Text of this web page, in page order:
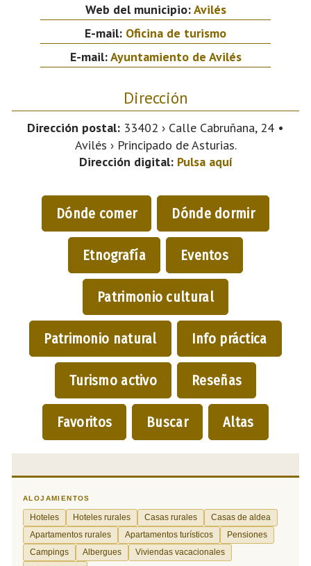
Web del municipio:Avilés
E-mail: Oficina de turismo
E-mail:Ayuntamiento de Avilés
Dirección
Dirección postal: 33402 › Calle Cabruñana, 24 •
Avilés › Principado de Asturias.
Dirección digital: Pulsa aquí
Dónde comer Dónde dormir
Etnografía Eventos
Patrimonio cultural
Patrimonio natural Info práctica
Turismo activo Reseñas
Favoritos Buscar Altas